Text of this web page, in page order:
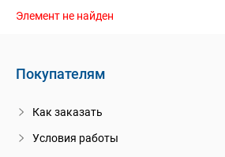
Элемент не найден
Покупателям
Как заказать
Условия работы